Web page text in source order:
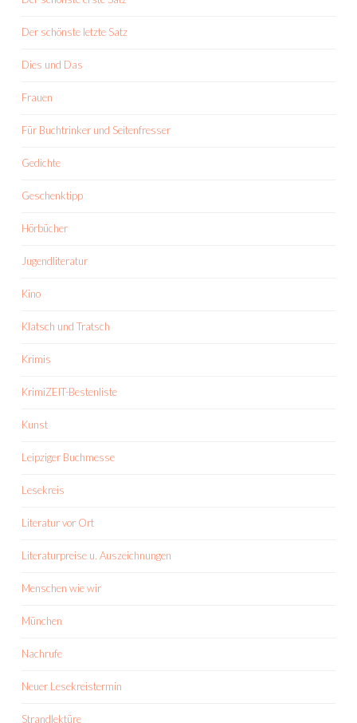
Der schönste letzte Satz
Dies und Das
Frauen
Für Buchtrinker und Seitenfresser
Gedichte
Geschenktipp
Hörbücher
Jugendliteratur
Kino
Klatsch und Tratsch
Krimis
KrimiZEIT-Bestenliste
Kunst
Leipziger Buchmesse
Lesekreis
Literatur vor Ort
Literaturpreise u. Auszeichnungen
Menschen wie wir
München
Nachrufe
Neuer Lesekreistermin
Strandlektüre